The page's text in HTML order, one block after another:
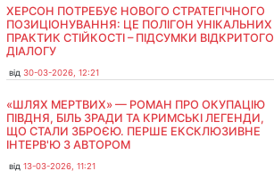
ХЕРСОН ПОТРЕБУЄ НОВОГО СТРАТЕГІЧНОГО
ПОЗИЦІОНУВАННЯ: ЦЕ ПОЛІГОН УНІКАЛЬНИХ
ПРАКТИК СТІЙКОСТІ – ПІДСУМКИ ВІДКРИТОГО
ДІАЛОГУ
від 30-03-2026, 12:21
«ШЛЯХ МЕРТВИХ» — РОМАН ПРО ОКУПАЦІЮ
ПІВДНЯ, БІЛЬ ЗРАДИ ТА КРИМСЬКІ ЛЕГЕНДИ,
ЩО СТАЛИ ЗБРОЄЮ. ПЕРШЕ ЕКСКЛЮЗИВНЕ
ІНТЕРВ'Ю З АВТОРОМ
від 13-03-2026, 11:21